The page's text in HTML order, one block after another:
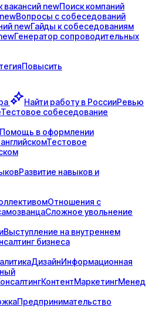
вакансий newПоисккомпаний
newВопросы с собеседований
newГайды ксобеседованиям
Генератор сопроводительных
Повысить
Найти работу в РоссииРевью
Тестовое собеседование
Помощь в оформлении
Тестовое
Развитие навыков и
Отношения с
Сложное увольнение
Выступление на внутреннем
бизнеса
ДизайнИнформационная
КонтентМаркетингМенед
Предпринимательство